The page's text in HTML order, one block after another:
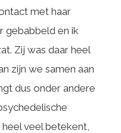
met haar
gebabbeld en ik
Zij was daar heel
zijn we samen aan
dus onder andere
veel betekent,